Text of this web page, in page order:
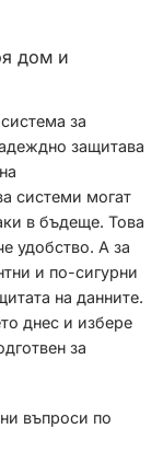
дом и
за
защитава
системи могат
в бъдеще. Това
удобство. А за
и по-сигурни
на данните.
днес и избере
за
въпроси по